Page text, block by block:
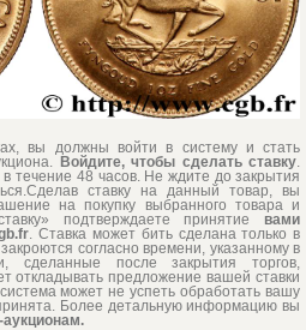
вы должны войти в систему и стать
Войдите, чтобы сделать ставку
течение 48 часов. Не ждите до закрытия
ставку на данный товар, вы
на покупку выбранного товара и
подтверждаете принятие
вами
. Ставка может бить сделана только в
согласно времени, указанному в
сделанные после закрытия торгов,
откладывать предложение вашей ставки
может не успеть обработать вашу
Более детальную информацию вы
аукционам.